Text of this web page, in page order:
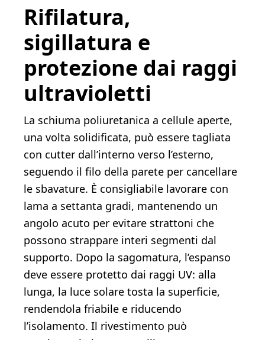
Rifilatura,
sigillatura e
protezione dai raggi
ultravioletti
La schiuma poliuretanica a cellule aperte,
una volta solidificata, può essere tagliata
con cutter dall’interno verso l’esterno,
seguendo il filo della parete per cancellare
le sbavature. È consigliabile lavorare con
lama a settanta gradi, mantenendo un
angolo acuto per evitare strattoni che
possono strappare interi segmenti dal
supporto. Dopo la sagomatura, l’espanso
deve essere protetto dai raggi UV: alla
lunga, la luce solare tosta la superficie,
rendendola friabile e riducendo
l’isolamento. Il rivestimento può